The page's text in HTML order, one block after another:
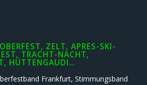
ZELT, APRES-SKI-
TRACHT-NACHT,
HÜTTENGAUDI…
Frankfurt, Stimmungsband